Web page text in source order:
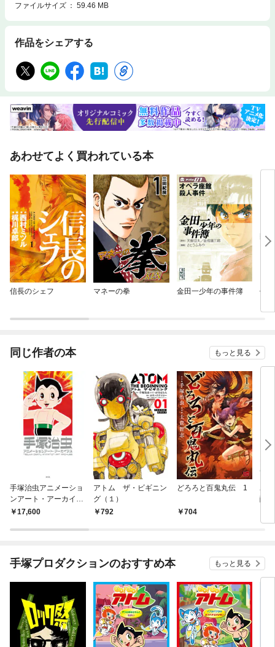
ファイルサイズ
59.46 MB
作品をシェアする
あわせてよく買われている本
信長のシェフ マネーの拳 金田一少年の事件簿 仏
同じ作者の本 もっと見る
手塚治虫アニメーショ
ンアート・アーカイブ
ス17,600
アトム ザ・ビギニン
グ（１）
792
どろろと百鬼丸伝 1
704
ユ
醒
手塚プロダクションのおすすめ本 もっと見る